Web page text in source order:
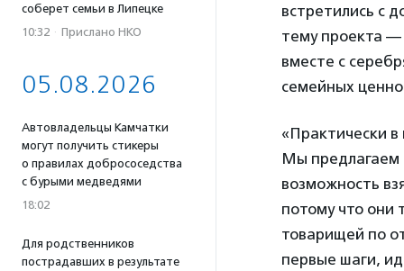
соберет семьи в Липецке
10:32 · Прислано НКО
05.08.2026
Автовладельцы Камчатки
могут получить стикеры
о правилах добрососедства
с бурыми медведями
18:02
Для родственников
пострадавших в результате
встретились с
тему проекта —
вместе с
семейных
«Практически
Мы предлагаем
возможность
потому что они
товарищей по
первые шаги,